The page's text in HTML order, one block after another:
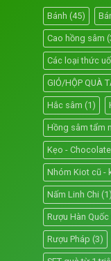
Bánh (45)
Cao hồng sâm
Các loại thức
GIỎ/HỘP QUÀ
Hắc sâm (1)
Hồng sâm tẩm
Kẹo - Chocolate
Nhóm Kiot cũ -
Nấm Linh Chi (1)
Rượu Hàn Quốc
Rượu Pháp (3)